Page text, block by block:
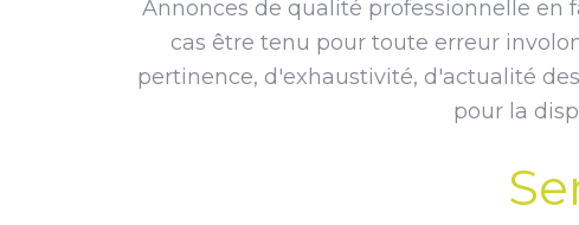
Annonces de qualité professionnelle en
cas être tenu pour toute erreur
pertinence, d'exhaustivité, d'actualité
pour la